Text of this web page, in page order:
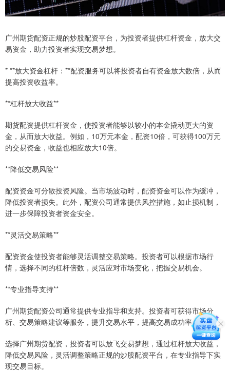
广州期货配资正规的炒股配资平台，为投资者提供杠杆资金，放大交
易资金，助力投资者实现交易梦想。
* **放大资金杠杆：**配资服务可以将投资者自有资金放大数倍，从而
提高投资收益率。
**杠杆放大收益**
期货配资提供杠杆资金，使投资者能够以较小的本金撬动更大的资
金，从而放大收益。例如，10万元本金，配资10倍，可获得100万元
的交易资金，收益也相应放大10倍。
**降低交易风险**
配资资金可分散投资风险。当市场波动时，配资资金可以作为缓冲，
降低投资者损失。此外，配资公司通常提供风控措施，如止损机制，
进一步保障投资者资金安全。
**灵活交易策略**
配资资金使投资者能够灵活调整交易策略。投资者可以根据市场行
情，选择不同的杠杆倍数，灵活应对市场变化，把握交易机会。
**专业指导支持**
广州期货配资公司通常提供专业指导和支持。投资者可获得市场分
析、交易策略建议等服务，提升交易水平，提高交易成功率。
选择广州期货配资，投资者可以放飞交易梦想，通过杠杆放大收益，
降低交易风险，灵活调整策略正规的炒股配资平台，在专业指导下实
现交易目标。